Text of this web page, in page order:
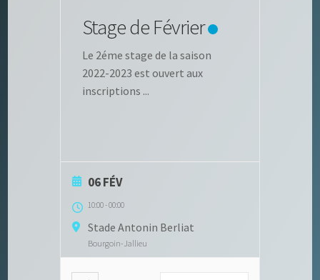
Stage de Février
Le 2éme stage de la saison
2022-2023 est ouvert aux
inscriptions ...
06 FÉV
10:00-00:00
Stade Antonin Berliat
Bourgoin-Jallieu